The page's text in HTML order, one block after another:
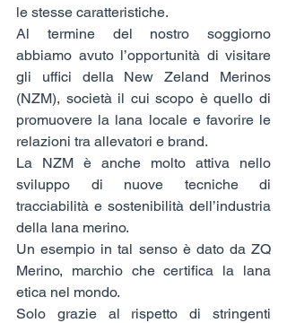
le stesse caratteristiche.
Al termine del nostro soggiorno
abbiamo avuto l’opportunità di visitare
gli uffici della New Zeland Merinos
(NZM), società il cui scopo è quello di
promuovere la lana locale e favorire le
relazioni tra allevatori e brand.
La NZM è anche molto attiva nello
sviluppo di nuove tecniche di
tracciabilità e sostenibilità dell’industria
della lana merino.
Un esempio in tal senso è dato da ZQ
Merino, marchio che certifica la lana
etica nel mondo.
Solo grazie al rispetto di stringenti